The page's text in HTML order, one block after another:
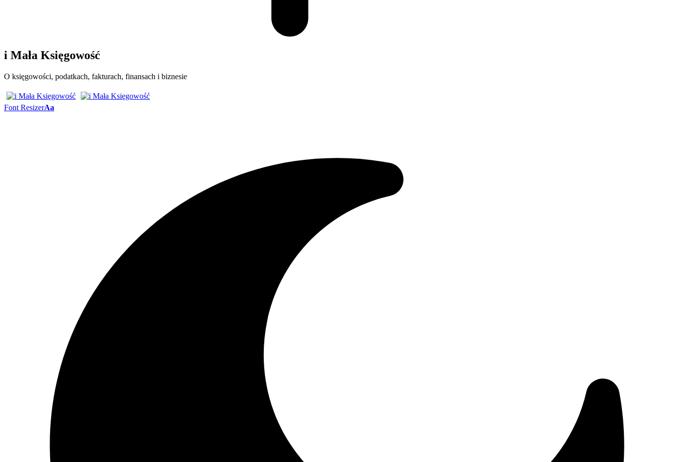
i Mała Księgowość
O księgowości, podatkach, fakturach, finansach i biznesie
Font ResizerAa